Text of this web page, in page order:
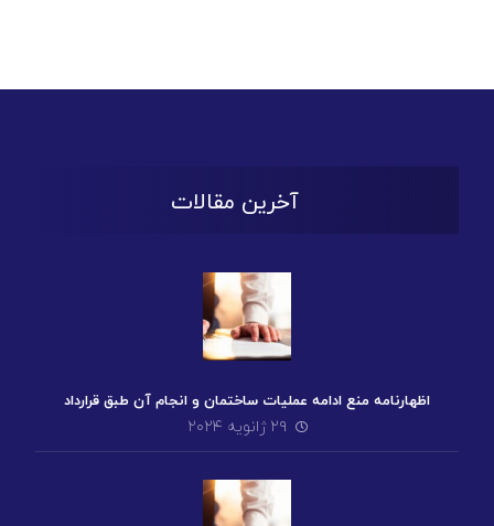
آخرین مقالات
اظهارنامه منع ادامه عملیات ساختمان و انجام آن طبق قرارداد
۲۹ ژانویه ۲۰۲۴